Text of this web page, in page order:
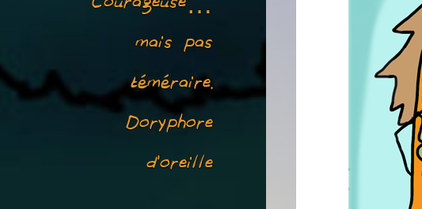
mais pas
téméraire.
Doryphore
d’oreille